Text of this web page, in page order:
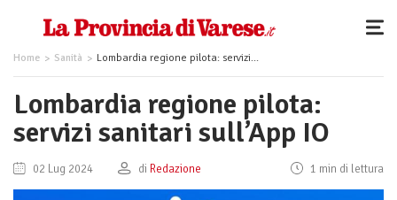
Home Sanità Lombardia regione pilota: servizi sanitari sull’App IO
Lombardia regione pilota:
servizi sanitari sull’App IO
02 Lug 2024 di Redazione 1 min di lettura